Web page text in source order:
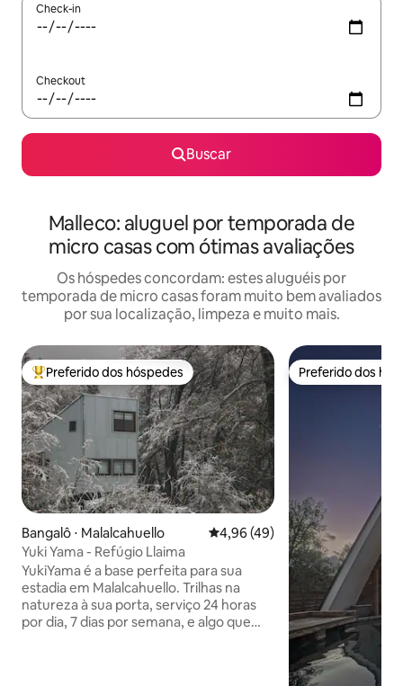
Check-in
Checkout
Buscar
Malleco: aluguel por temporada de
micro casas com ótimas avaliações
Os hóspedes concordam: estes aluguéis por
temporada de micro casas foram muito bem avaliados
por sua localização, limpeza e muito mais.
Entre os melhores preferidos dos hóspedes
Preferido dos hóspedes
Bangalô ⋅ Malalcahuello 4,96 de uma avaliação média
4,96 (49)
Yuki Yama - Refúgio Llaima
YukiYama é a base perfeita para sua
estadia em Malalcahuello. Trilhas na
natureza à sua porta, serviço 24 horas
por dia, 7 dias por semana, e algo que
Preferido dos
Preferido dos